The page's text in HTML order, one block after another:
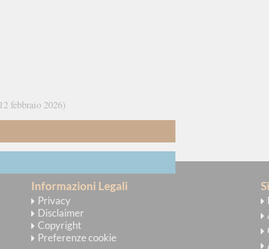
12 febbraio 2026
Informazioni Legali
Privacy
Disclaimer
Copyright
Preferenze cookie